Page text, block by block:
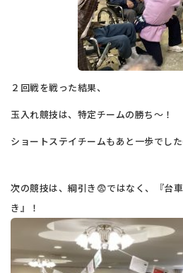
２回戦を戦った結果、
玉入れ競技は、特定チームの勝ち～！
ショートステイチームもあと一歩でし
次の競技は、綱引き😨ではなく、『台
き』